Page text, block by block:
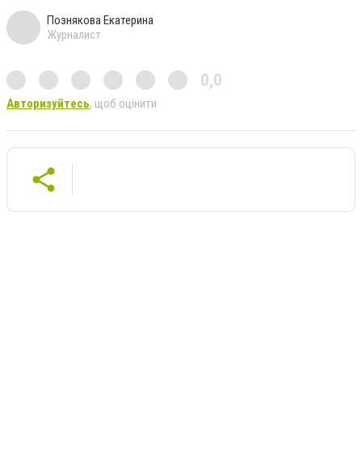
Познякова Екатерина
Журналист
0,0
Авторизуйтесь, щоб оцінити